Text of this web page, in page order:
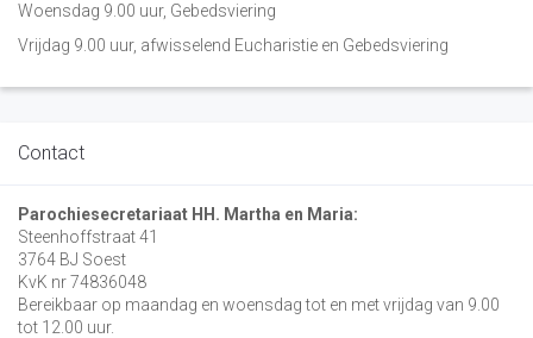
Woensdag 9.00 uur, Gebedsviering
Vrijdag 9.00 uur, afwisselend Eucharistie en Gebedsviering
Contact
Parochiesecretariaat HH. Martha en Maria:
Steenhoffstraat 41
3764 BJ Soest
KvK nr 74836048
Bereikbaar op maandag en woensdag tot en met vrijdag van 9.00
tot 12.00 uur.